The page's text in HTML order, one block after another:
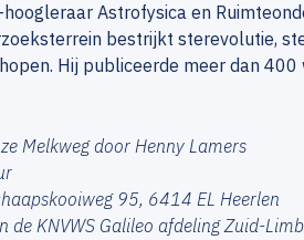
Astrofysica en
bestrijkt sterevolutie,
Hij publiceerde meer dan
Melkweg door Henny Lamers
95, 6414 EL Heerlen
KNVWS Galileo afdeling Zuid-